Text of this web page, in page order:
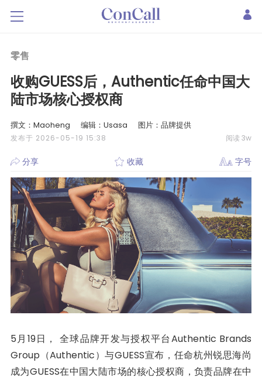
零售
收购GUESS后，Authentic任命中国大
陆市场核心授权商
撰文：Maoheng 编辑：Usasa 图片：品牌提供
发布于 2026-05-19 15:38 阅读 3w
分享 收藏 字号
5月19日， 全球品牌开发与授权平台Authentic Brands
Group（Authentic）与GUESS宣布，任命杭州锐思海尚
成为GUESS在中国大陆市场的核心授权商，负责品牌在中